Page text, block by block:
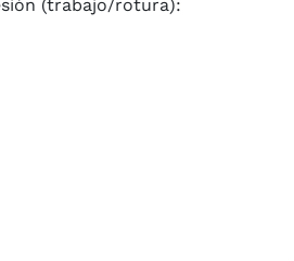
(trabajo/rotura):